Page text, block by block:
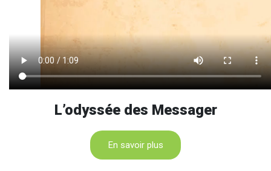
L’odyssée des Messager
En savoir plus